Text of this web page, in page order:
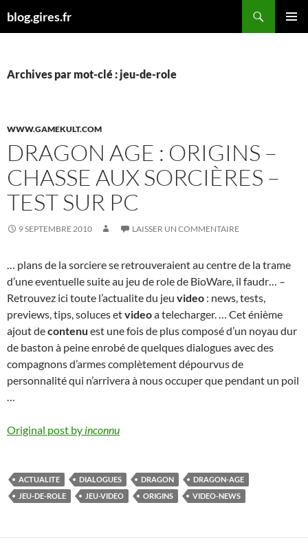
aublog.gires.fr
Archives par mot-clé : jeu-de-role
WWW.GAMEKULT.COM
DRAGON AGE : ORIGINS –
CHASSE AUX SORCIÈRES –
TEST SUR PC
9 SEPTEMBRE 2010 LAISSER UN COMMENTAIRE
… plans de la sorciere se retrouveraient au centre de la trame
d’une eventuelle suite au jeu de role de BioWare, il faudr… –
Retrouvez ici toute l’actualite du jeu video : news, tests,
previews, tips, soluces etvideoa telecharger. … Cet énième
ajout decontenu est une fois de plus composé d’un noyau dur
de baston à peine enrobé de quelques dialogues avec des
compagnons d’armes complètement dépourvus de
personnalité qui n’arrivera à nous occuper que pendant un poil
…
Original post by inconnu
ACTUALITE DIALOGUES DRAGON
DRAGON-AGE
JEU-DE-ROLE
JEU-VIDEO ORIGINS VIDEO-NEWS